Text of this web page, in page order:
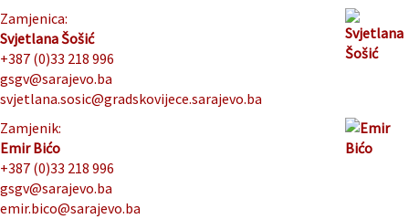
Zamjenica:
Svjetlana Šošić
+387 (0)33 218 996
gsgv@sarajevo.ba
svjetlana.sosic@gradskovijece.sarajevo.ba
Zamjenik:
Emir Bićo
+387 (0)33 218 996
gsgv@sarajevo.ba
emir.bico@sarajevo.ba